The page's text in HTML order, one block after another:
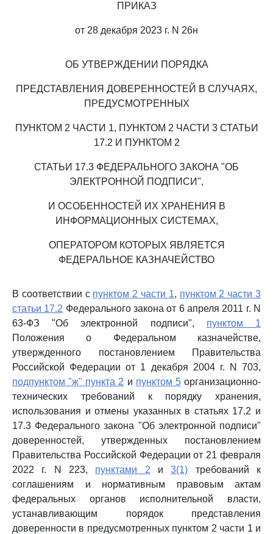
ПРИКАЗ
от 28 декабря 2023 г. N 26н
ОБ УТВЕРЖДЕНИИ ПОРЯДКА
ПРЕДСТАВЛЕНИЯ ДОВЕРЕННОСТЕЙ В СЛУЧАЯХ,
ПРЕДУСМОТРЕННЫХ
ПУНКТОМ 2 ЧАСТИ 1, ПУНКТОМ 2 ЧАСТИ 3 СТАТЬИ
17.2 И ПУНКТОМ 2
СТАТЬИ 17.3 ФЕДЕРАЛЬНОГО ЗАКОНА "ОБ
ЭЛЕКТРОННОЙ ПОДПИСИ",
И ОСОБЕННОСТЕЙ ИХ ХРАНЕНИЯ В
ИНФОРМАЦИОННЫХ СИСТЕМАХ,
ОПЕРАТОРОМ КОТОРЫХ ЯВЛЯЕТСЯ
ФЕДЕРАЛЬНОЕ КАЗНАЧЕЙСТВО
В соответствии с пунктом 2 части 1, пунктом 2 части 3
статьи 17.2 Федерального закона от 6 апреля 2011 г. N
63-ФЗ "Об электронной подписи", пунктом 1
Положения о Федеральном казначействе,
утвержденного постановлением Правительства
Российской Федерации от 1 декабря 2004 г. N 703,
подпунктом "ж" пункта 2 и пунктом 5организационно-
технических требований к порядку хранения,
использования и отмены указанных в статьях 17.2 и
17.3 Федерального закона "Об электронной подписи"
доверенностей, утвержденных постановлением
Правительства Российской Федерации от 21 февраля
2022 г. N 223, пунктами 2 и3(1) требований к
соглашениям и нормативным правовым актам
федеральных органов исполнительной власти,
устанавливающим порядок представления
доверенности в предусмотренных пунктом 2 части 1 и